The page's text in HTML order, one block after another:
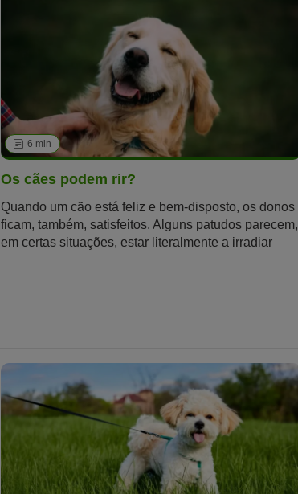
6 min
Os cães podem rir?
Quando um cão está feliz e bem-disposto, os donos
ficam, também, satisfeitos. Alguns patudos parecem,
em certas situações, estar literalmente a irradiar